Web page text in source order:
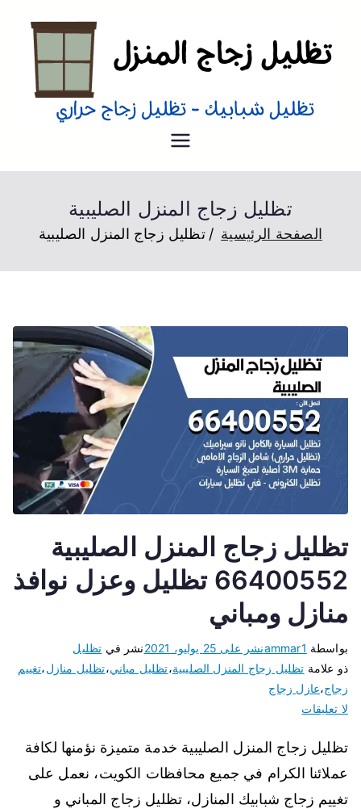
تظليل منازل
تظليل زجاج منازل من الداخل و
تظليل زجاج المنزل الصليبية
الصفحة الرئيسية تظليل زجاج المنزل الصليبية
تظليل زجاج المنزل الصليبية
66400552 تظليل وعزل نوافذ
منازل ومباني
بواسطة ammar1نشر على 25 يوليو، 2021 نشر في تظليل
ذو علامة تظليل زجاج المنزل الصليبية،تظليل مباني،تظليل منازل،تغييم
زجاج،عازل زجاج
لا تعليقات
تظليل زجاج المنزل الصليبية خدمة متميزة نؤمنها لكافة
عملائنا الكرام في جميع محافظات الكويت، نعمل على
تغييم زجاج شبابيك المنازل، تظليل زجاج المباني و